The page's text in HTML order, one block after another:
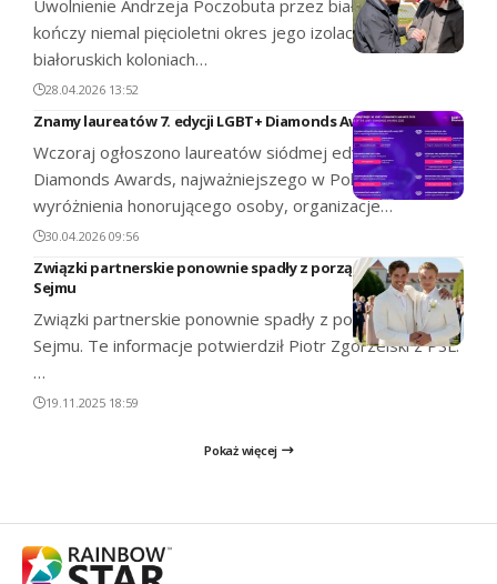
Uwolnienie Andrzeja Poczobuta przez białoruski reżim,
kończy niemal pięcioletni okres jego izolacji w
białoruskich koloniach…
28.04.2026 13:52
Znamy laureatów 7. edycji LGBT+ Diamonds Awards
Wczoraj ogłoszono laureatów siódmej edycji LGBT+
Diamonds Awards, najważniejszego w Polsce
wyróżnienia honorującego osoby, organizacje…
30.04.2026 09:56
Związki partnerskie ponownie spadły z porządku obrad
Sejmu
Związki partnerskie ponownie spadły z porządku obrad
Sejmu. Te informacje potwierdził Piotr Zgorzelski z PSL.
…
19.11.2025 18:59
Pokaż więcej